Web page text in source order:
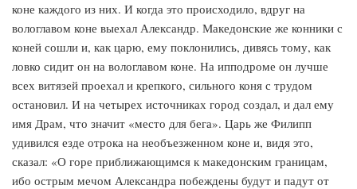
коне каждого из них. И когда это происходило, вдруг на
вологлавом коне выехал Александр. Македонские же конники с
коней сошли и, как царю, ему поклонились, дивясь тому, как
ловко сидит он на вологлавом коне. На ипподроме он лучше
всех витязей проехал и крепкого, сильного коня с трудом
остановил. И на четырех источниках город создал, и дал ему
имя Драм, что значит «место для бега». Царь же Филипп
удивился езде отрока на необъезженном коне и, видя это,
сказал: «О горе приближающимся к македонским границам,
ибо острым мечом Александра побеждены будут и падут от